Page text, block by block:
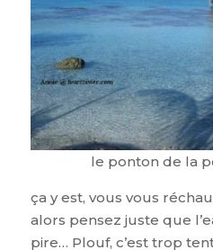
le ponton de la
ça y est, vous vous
alors pensez juste que
pire… Plouf, c’est trop